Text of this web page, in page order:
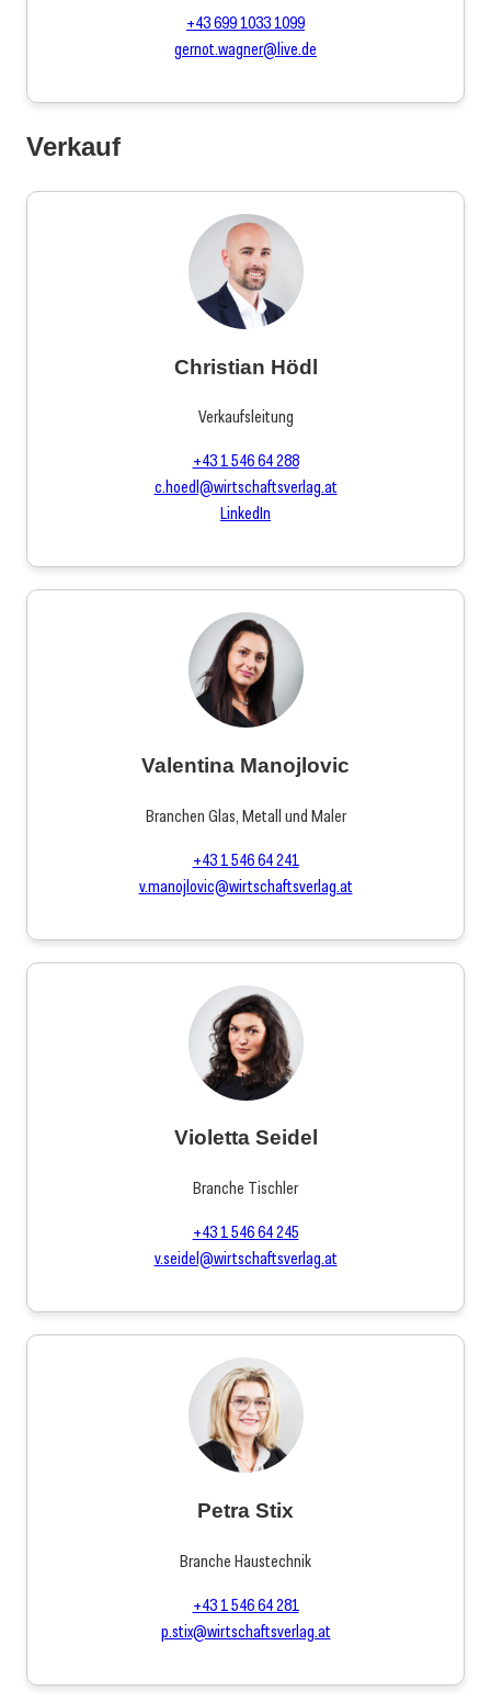
+43 699 1033 1099
gernot.wagner@live.de
Verkauf
Christian Hödl
Verkaufsleitung
+43 1 546 64 288
c.hoedl@wirtschaftsverlag.at
LinkedIn
Valentina Manojlovic
Branchen Glas, Metall und Maler
+43 1 546 64 241
v.manojlovic@wirtschaftsverlag.at
Violetta Seidel
Branche Tischler
+43 1 546 64 245
v.seidel@wirtschaftsverlag.at
Petra Stix
Branche Haustechnik
+43 1 546 64 281
p.stix@wirtschaftsverlag.at